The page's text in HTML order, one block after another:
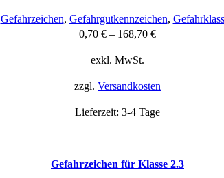
Gefahrzeichen, Gefahrgutkennzeichen,
0,70 € – 168,70 €
exkl. MwSt.
zzgl. Versandkosten
Lieferzeit: 3-4 Tage
Gefahrzeichen für Klasse 2.3